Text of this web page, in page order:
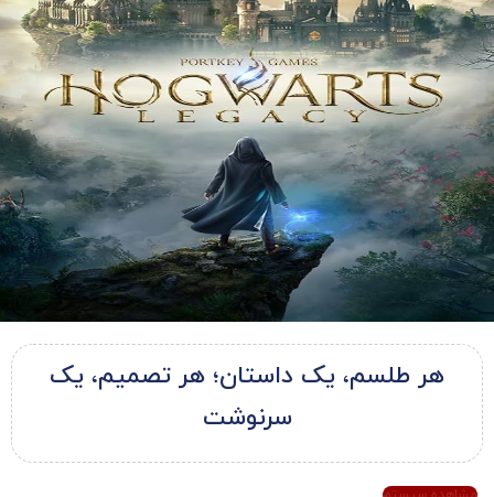
هر طلسم، یک داستان؛ هر تصمیم، یک
سرنوشت